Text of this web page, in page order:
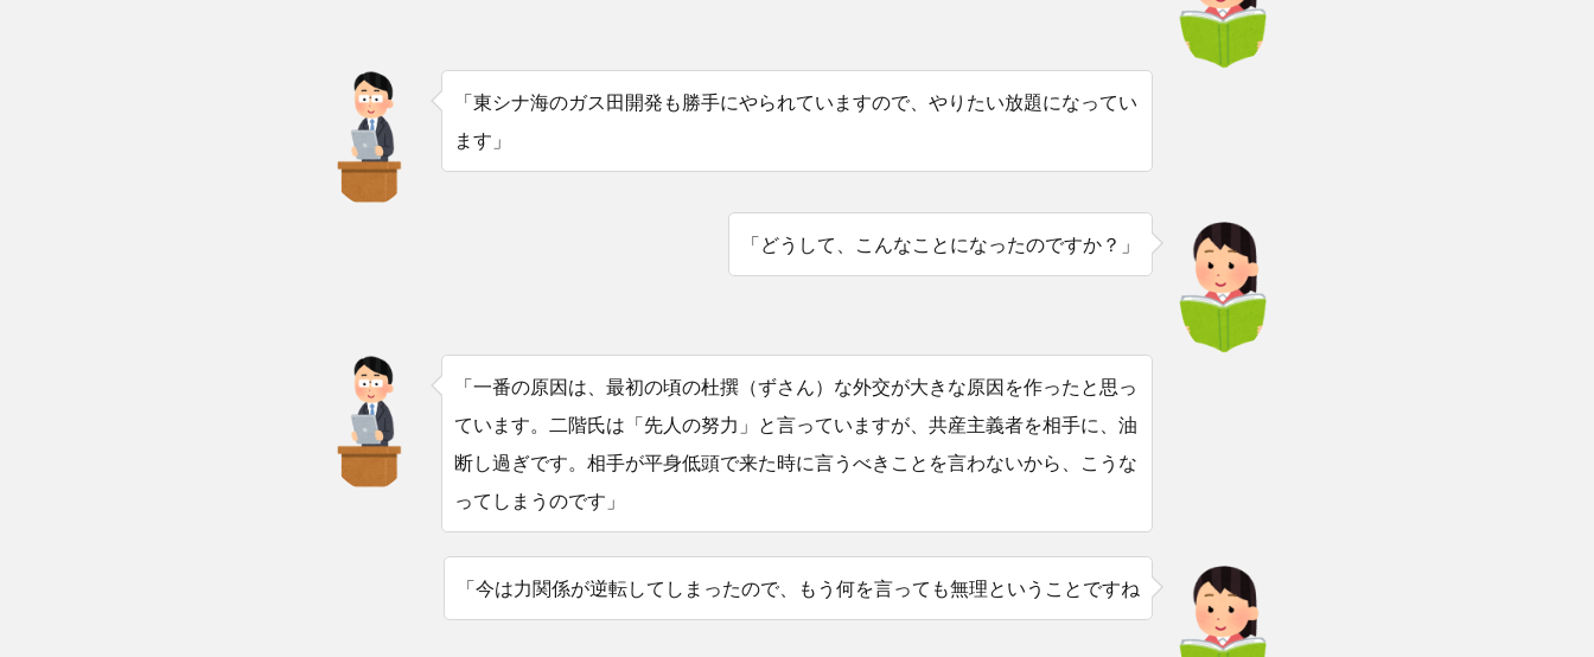
「東シナ海のガス田開発も勝手にやられていますので、やりたい放題になってい
ます」
「どうして、こんなことになったのですか？」
「一番の原因は、最初の頃の杜撰（ずさん）な外交が大きな原因を作ったと思っ
ています。二階氏は「先人の努力」と言っていますが、共産主義者を相手に、油
断し過ぎです。相手が平身低頭で来た時に言うべきことを言わないから、こうな
ってしまうのです」
「今は力関係が逆転してしまったので、もう何を言っても無理ということですね